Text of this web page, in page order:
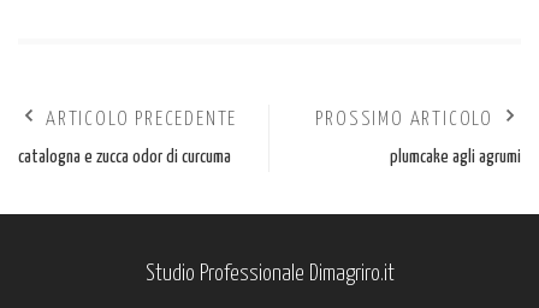
ARTICOLO PRECEDENTE
catalogna e zucca odor di curcuma
PROSSIMO ARTICOLO
plumcake agli agrumi
Studio Professionale Dimagriro.it